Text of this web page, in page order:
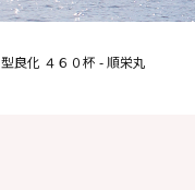
型良化 ４６０杯 - 順栄丸